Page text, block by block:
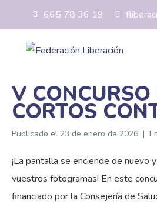
665 78 36 19
V CONCURSO
CORTOS
Publicado el 23 de enero de 2026
¡La pantalla se enciende de nuevo
vuestros fotogramas! En este
financiado por la Consejería de